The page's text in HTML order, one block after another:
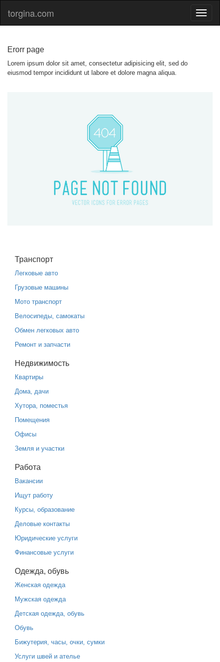
torgina.com
Erorr page
Lorem ipsum dolor sit amet, consectetur adipisicing elit, sed do
eiusmod tempor incididunt ut labore et dolore magna aliqua.
Транспорт
Легковые авто
Грузовые машины
Мото транспорт
Велосипеды, самокаты
Обмен легковых авто
Ремонт и запчасти
Недвижимость
Квартиры
Дома, дачи
Хутора, поместья
Помещения
Офисы
Земля и участки
Работа
Вакансии
Ищут работу
Курсы, образование
Деловые контакты
Юридические услуги
Финансовые услуги
Одежда, обувь
Женская одежда
Мужская одежда
Детская одежда, обувь
Обувь
Бижутерия, часы, очки, сумки
Услуги швей и ателье